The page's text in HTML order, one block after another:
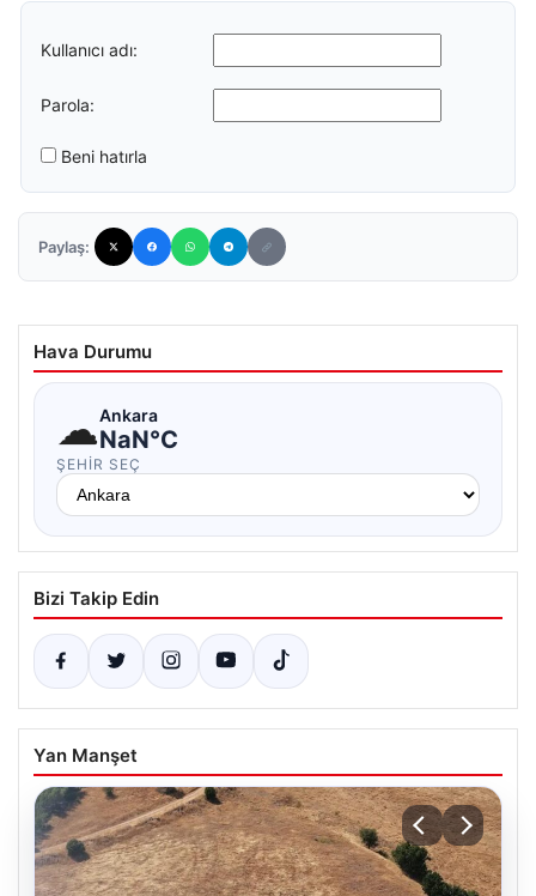
Kullanıcı adı:
Parola:
Beni hatırla
Paylaş:
Hava Durumu
☁Ankara
NaN°C
ŞEHIR SEÇ
Bizi Takip Edin
Yan Manşet